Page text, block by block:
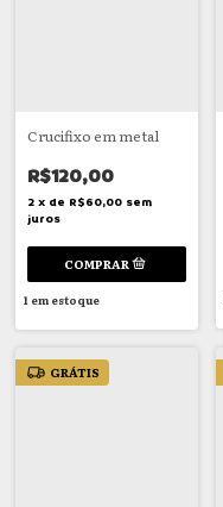
Crucifixo em metal
R$120,00
2 x de R$60,00 sem
juros
1em estoque
GRÁTIS